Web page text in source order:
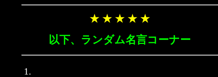
★ ★ ★ ★ ★
以下、ランダム名言コーナー
1.